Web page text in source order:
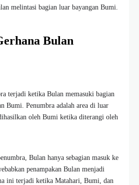
melintasi bagian luar bayangan Bumi.
Bulan
terjadi ketika Bulan memasuki bagian
Bumi. Penumbra adalah area di luar
oleh Bumi ketika diterangi oleh
Bulan hanya sebagian masuk ke
penampakan Bulan menjadi
ini terjadi ketika Matahari, Bumi, dan